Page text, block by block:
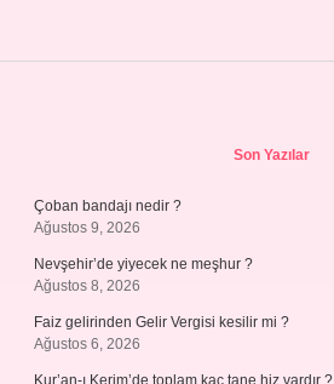
Son Yazılar
Çoban bandajı nedir ?
Ağustos 9, 2026
Nevşehir’de yiyecek ne meşhur ?
Ağustos 8, 2026
Faiz gelirinden Gelir Vergisi kesilir mi ?
Ağustos 6, 2026
Kur’an-ı Kerim’de toplam kaç tane hiz vardır ?